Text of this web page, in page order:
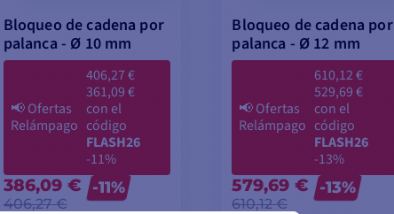
Bloqueo de cadena por
palanca - Ø 10 mm
📢Ofertas
Relámpago
406,27 €
361,09 €
con el
código
FLASH26
-11%
386,09 €
406,27 €
-11%
Bloqueo de cadena por
palanca - Ø 12 mm
📢Ofertas
Relámpago
610,12 €
529,69 €
con el
código
FLASH26
-13%
579,69 €
610,12 €
-13%